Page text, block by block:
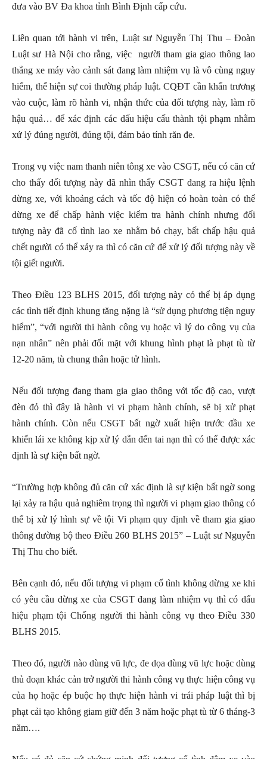
đưa vào BV Đa khoa tỉnh Bình Định cấp cứu.
Liên quan tới hành vi trên, Luật sư Nguyễn Thị Thu – Đoàn
Luật sư Hà Nội cho rằng, việc người tham gia giao thông lao
thẳng xe máy vào cảnh sát đang làm nhiệm vụ là vô cùng nguy
hiểm, thể hiện sự coi thường pháp luật. CQĐT cần khẩn trương
vào cuộc, làm rõ hành vi, nhận thức của đối tượng này, làm rõ
hậu quả… để xác định các dấu hiệu cấu thành tội phạm nhằm
xử lý đúng người, đúng tội, đảm bảo tính răn đe.
Trong vụ việc nam thanh niên tông xe vào CSGT, nếu có căn cứ
cho thấy đối tượng này đã nhìn thấy CSGT đang ra hiệu lệnh
dừng xe, với khoảng cách và tốc độ hiện có hoàn toàn có thể
dừng xe để chấp hành việc kiểm tra hành chính nhưng đối
tượng này đã cố tình lao xe nhằm bỏ chạy, bất chấp hậu quả
chết người có thể xảy ra thì có căn cứ để xử lý đối tượng này về
tội giết người.
Theo Điều 123 BLHS 2015, đối tượng này có thể bị áp dụng
các tình tiết định khung tăng nặng là “sử dụng phương tiện nguy
hiểm”, “với người thi hành công vụ hoặc vì lý do công vụ của
nạn nhân” nên phải đối mặt với khung hình phạt là phạt tù từ
12-20 năm, tù chung thân hoặc tử hình.
Nếu đối tượng đang tham gia giao thông với tốc độ cao, vượt
đèn đỏ thì đây là hành vi vi phạm hành chính, sẽ bị xử phạt
hành chính. Còn nếu CSGT bất ngờ xuất hiện trước đầu xe
khiến lái xe không kịp xử lý dẫn đến tai nạn thì có thể được xác
định là sự kiện bất ngờ.
“Trường hợp không đủ căn cứ xác định là sự kiện bất ngờ song
lại xảy ra hậu quả nghiêm trọng thì người vi phạm giao thông có
thể bị xử lý hình sự về tội Vi phạm quy định về tham gia giao
thông đường bộ theo Điều 260 BLHS 2015” – Luật sư Nguyễn
Thị Thu cho biết.
Bên cạnh đó, nếu đối tượng vi phạm cố tình không dừng xe khi
có yêu cầu dừng xe của CSGT đang làm nhiệm vụ thì có dấu
hiệu phạm tội Chống người thi hành công vụ theo Điều 330
BLHS 2015.
Theo đó, người nào dùng vũ lực, đe dọa dùng vũ lực hoặc dùng
thủ đoạn khác cản trở người thi hành công vụ thực hiện công vụ
của họ hoặc ép buộc họ thực hiện hành vi trái pháp luật thì bị
phạt cải tạo không giam giữ đến 3 năm hoặc phạt tù từ 6 tháng-3
năm….